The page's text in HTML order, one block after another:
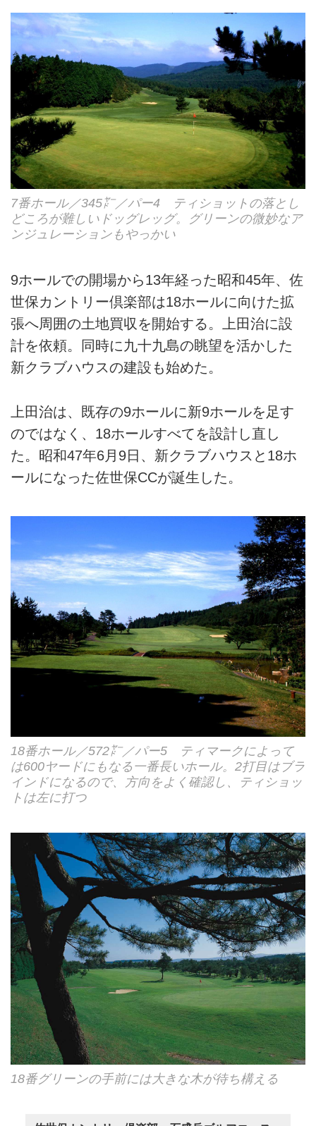
7番ホール／345㍎／パー4 ティショットの落とし
どころが難しいドッグレッグ。グリーンの微妙なア
ンジュレーションもやっかい
9ホールでの開場から13年経った昭和45年、佐
世保カントリー倶楽部は18ホールに向けた拡
張へ周囲の土地買収を開始する。上田治に設
計を依頼。同時に九十九島の眺望を活かした
新クラブハウスの建設も始めた。
上田治は、既存の9ホールに新9ホールを足す
のではなく、18ホールすべてを設計し直し
た。昭和47年6月9日、新クラブハウスと18ホ
ールになった佐世保CCが誕生した。
18番ホール／572㍎／パー5 ティマークによって
は600ヤードにもなる一番長いホール。2打目はブラ
インドになるので、方向をよく確認し、ティショッ
トは左に打つ
18番グリーンの手前には大きな木が待ち構える